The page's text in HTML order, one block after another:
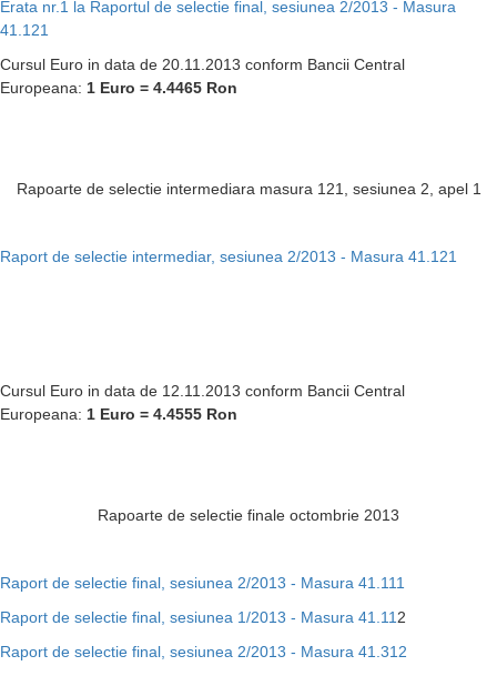
Erata nr.1 la Raportul de selectie final, sesiunea 2/2013 - Masura
41.121
Cursul Euro in data de 20.11.2013 conform Bancii Central
Europeana: 1 Euro = 4.4465 Ron
Rapoarte de selectie intermediara masura 121, sesiunea 2, apel 1
Raport de selectie intermediar, sesiunea 2/2013 - Masura 41.121
Cursul Euro in data de 12.11.2013 conform Bancii Central
Europeana: 1 Euro = 4.4555 Ron
Rapoarte de selectie finale octombrie 2013
Raport de selectie final, sesiunea 2/2013 - Masura 41.111
Raport de selectie final, sesiunea 1/2013 - Masura 41.112
Raport de selectie final, sesiunea 2/2013 - Masura 41.312